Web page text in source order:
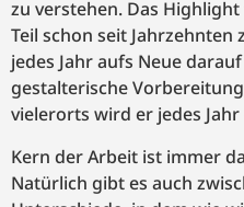
zu verstehen. Das
Teil schon seit
jedes Jahr aufs Neue
gestalterische
vielerorts wird er jedes
Kern der Arbeit ist immer
Natürlich gibt es auch